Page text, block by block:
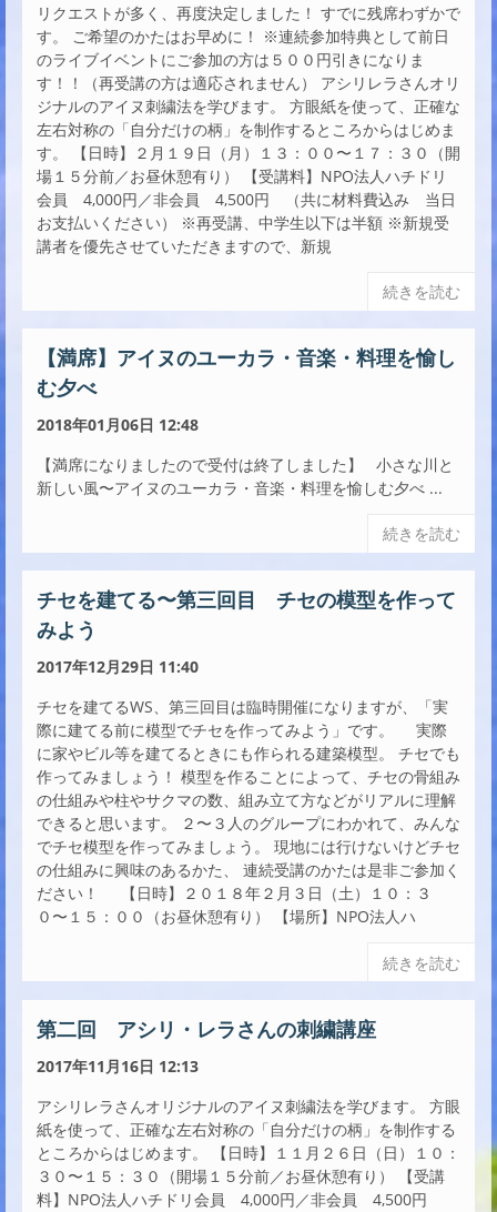
リクエストが多く、再度決定しました！ すでに残席わずかで
す。 ご希望のかたはお早めに！ ※連続参加特典として前日
のライブイベントにご参加の方は５００円引きになりま
す！！（再受講の方は適応されません） アシリレラさんオリ
ジナルのアイヌ刺繍法を学びます。 方眼紙を使って、正確な
左右対称の「自分だけの柄」を制作するところからはじめま
す。 【日時】２月１９日（月）１３：００〜１７：３０（開
場１５分前／お昼休憩有り） 【受講料】NPO法人ハチドリ
会員 4,000円／非会員 4,500円 （共に材料費込み 当日
お支払いください） ※再受講、中学生以下は半額 ※新規受
講者を優先させていただきますので、新規
続きを読む
【満席】アイヌのユーカラ・音楽・料理を愉し
む夕べ
2018年01月06日 12:48
【満席になりましたので受付は終了しました】 小さな川と
新しい風〜アイヌのユーカラ・音楽・料理を愉しむ夕べ ...
続きを読む
チセを建てる〜第三回目 チセの模型を作って
みよう
2017年12月29日 11:40
チセを建てるWS、第三回目は臨時開催になりますが、「実
際に建てる前に模型でチセを作ってみよう」です。 実際
に家やビル等を建てるときにも作られる建築模型。 チセでも
作ってみましょう！ 模型を作ることによって、チセの骨組み
の仕組みや柱やサクマの数、組み立て方などがリアルに理解
できると思います。 ２〜３人のグループにわかれて、みんな
でチセ模型を作ってみましょう。 現地には行けないけどチセ
の仕組みに興味のあるかた、 連続受講のかたは是非ご参加く
ださい！ 【日時】２０１８年２月３日（土）１０：３
０〜１５：００（お昼休憩有り） 【場所】NPO法人ハ
続きを読む
第二回 アシリ・レラさんの刺繍講座
2017年11月16日 12:13
アシリレラさんオリジナルのアイヌ刺繍法を学びます。 方眼
紙を使って、正確な左右対称の「自分だけの柄」を制作する
ところからはじめます。 【日時】１１月２６日（日）１０：
３０〜１５：３０（開場１５分前／お昼休憩有り） 【受講
料】NPO法人ハチドリ会員 4,000円／非会員 4,500円